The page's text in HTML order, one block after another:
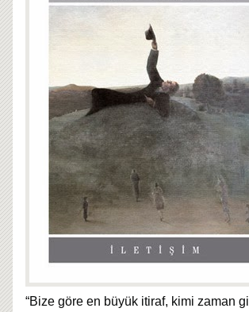
“Bize göre en büyük itiraf, kimi zaman